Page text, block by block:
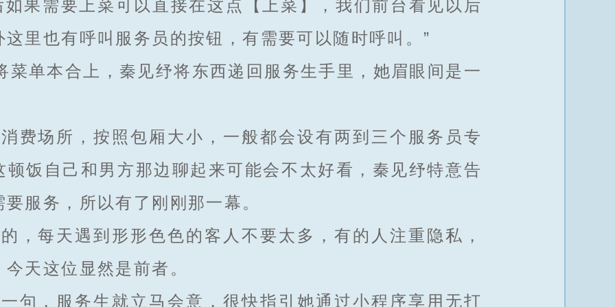
需要上菜可以直接在这点【上菜】，我们前台看见以后
里也有呼叫服务员的按钮，有需要可以随时呼叫。”
单本合上，秦见纾将东西递回服务生手里，她眉眼间是一
场所，按照包厢大小，一般都会设有两到三个服务员专
饭自己和男方那边聊起来可能会不太好看，秦见纾特意告
服务，所以有了刚刚那一幕。
每天遇到形形色色的客人不要太多，有的人注重隐私，
天这位显然是前者。
，服务生就立马会意，很快指引她通过小程序享用无打